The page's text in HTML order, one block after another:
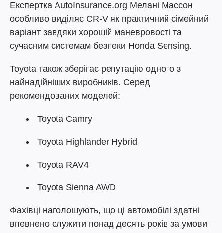
Експертка AutoInsurance.org Мелані Массон
особливо виділяє CR-V як практичний сімейний
варіант завдяки хорошій маневровості та
сучасним системам безпеки Honda Sensing.
Toyota також зберігає репутацію одного з
найнадійніших виробників. Серед
рекомендованих моделей:
Toyota Camry
Toyota Highlander Hybrid
Toyota RAV4
Toyota Sienna AWD
Фахівці наголошують, що ці автомобілі здатні
впевнено служити понад десять років за умови